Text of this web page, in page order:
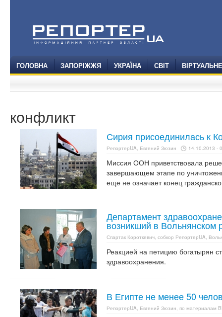
ГОЛОВНА ЗАПОРІЖЖЯ УКРАЇНА СВІТ
конфликт
Сирия присоединилась к
РепортерUA, Евгений Зюзин 14.10.2013 -
Миссия ООН приветствовала
завершающем этапе по
еще не означает конец
Департамент
возникший в Вольнянском
Спартак Короткевич, собкор РепортерUA,
Реакцией на петицию богатырян
здравоохранения.
В Египте не менее 50
РепортерUA, Евгений Зюзин, по материалам